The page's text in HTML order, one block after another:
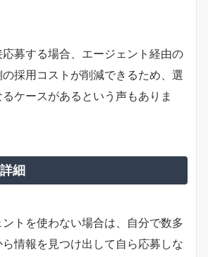
応募する場合、エージェント経由の
採用コストが削減できるため、選
ケースがあるという声もありま
細
トを使わない場合は、自分で数多
ら情報を見つけ出して自ら応募しな